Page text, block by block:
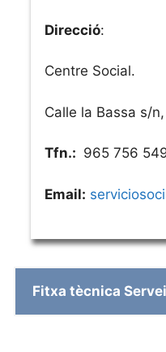
Direcció:
Centre Social.
Calle la Bassa s/
Tfn.: 965 756
Email:
Fitxa tècnica